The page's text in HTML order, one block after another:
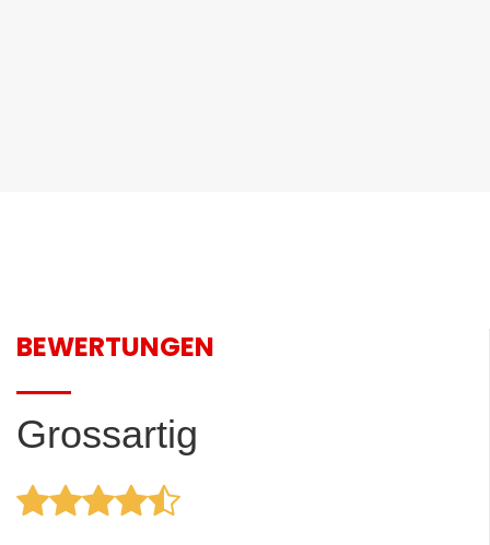
BEWERTUNGEN
Grossartig